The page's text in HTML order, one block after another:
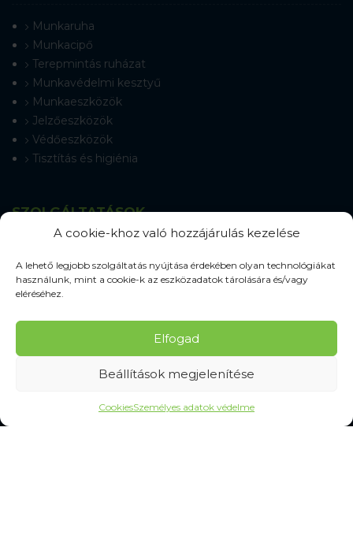
A cookie-khoz való hozzájárulás kezelése
A lehető legjobb szolgáltatás nyújtása érdekében olyan technológiákat
használunk, mint a cookie-k az eszközadatok tárolására és/vagy
eléréséhez.
Elfogad
Beállítások megjelenítése
CookiesSzemélyes adatok védelme
Munkaruha
Munkacipő
Terepmintás ruházat
Munkavédelmi kesztyű
Munkaeszközök
Jelzőeszközök
Védőeszközök
Tisztítás és higiénia
SZOLGÁLTATÁSOK
Személyes adatok védelme
Szállítás és kézbesítés
Csere és reklamáció
Panaszkezelési eljárás